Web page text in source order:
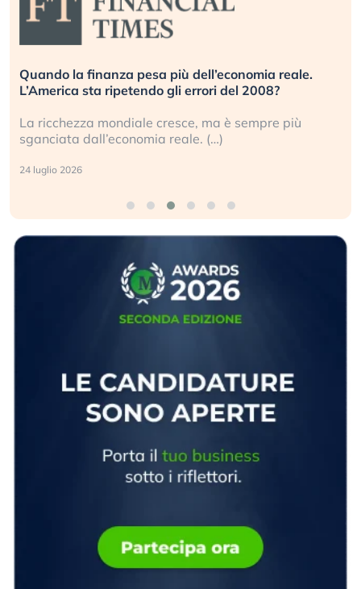
Quando la finanza pesa più dell’economia reale.
L’America sta ripetendo gli errori del 2008?
La ricchezza mondiale cresce, ma è sempre più
sganciata dall’economia reale. (…)
24 luglio 2026